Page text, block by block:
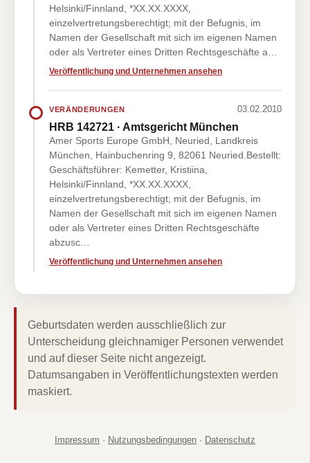
Helsinki/Finnland, *XX.XX.XXXX,
einzelvertretungsberechtigt; mit der Befugnis, im
Namen der Gesellschaft mit sich im eigenen Namen
oder als Vertreter eines Dritten Rechtsgeschäfte a…
Veröffentlichung und Unternehmen ansehen
VERÄNDERUNGEN 03.02.2010
HRB 142721 · Amtsgericht München
Amer Sports Europe GmbH, Neuried, Landkreis
München, Hainbuchenring 9, 82061 Neuried.Bestellt:
Geschäftsführer: Kemetter, Kristiina,
Helsinki/Finnland, *XX.XX.XXXX,
einzelvertretungsberechtigt; mit der Befugnis, im
Namen der Gesellschaft mit sich im eigenen Namen
oder als Vertreter eines Dritten Rechtsgeschäfte
abzusc…
Veröffentlichung und Unternehmen ansehen
Geburtsdaten werden ausschließlich zur
Unterscheidung gleichnamiger Personen verwendet
und auf dieser Seite nicht angezeigt.
Datumsangaben in Veröffentlichungstexten werden
maskiert.
Impressum · Nutzungsbedingungen · Datenschutz